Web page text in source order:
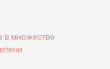
в множестве